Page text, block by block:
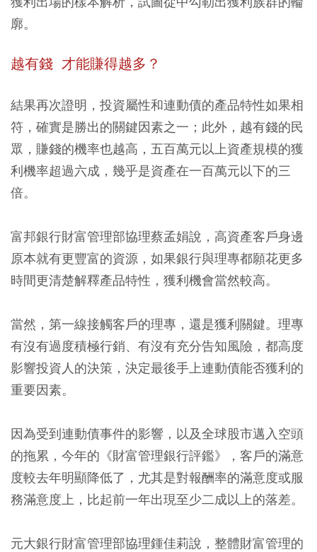
廓。
越有錢 才能賺得越多？
結果再次證明，投資屬性和連動債的產品特性如果相
符，確實是勝出的關鍵因素之一；此外，越有錢的民
眾，賺錢的機率也越高，五百萬元以上資產規模的獲
利機率超過六成，幾乎是資產在一百萬元以下的三
倍。
富邦銀行財富管理部協理蔡孟娟說，高資產客戶身邊
原本就有更豐富的資源，如果銀行與理專都願花更多
時間更清楚解釋產品特性，獲利機會當然較高。
當然，第一線接觸客戶的理專，還是獲利關鍵。理專
有沒有過度積極行銷、有沒有充分告知風險，都高度
影響投資人的決策，決定最後手上連動債能否獲利的
重要因素。
因為受到連動債事件的影響，以及全球股市邁入空頭
的拖累，今年的《財富管理銀行評鑑》，客戶的滿意
度較去年明顯降低了，尤其是對報酬率的滿意度或服
務滿意度上，比起前一年出現至少二成以上的落差。
元大銀行財富管理部協理鍾佳莉說，整體財富管理的